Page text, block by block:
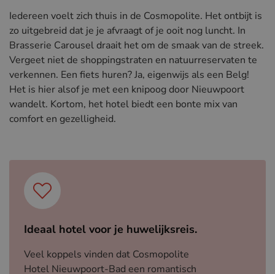
Iedereen voelt zich thuis in de Cosmopolite. Het ontbijt is
zo uitgebreid dat je je afvraagt of je ooit nog luncht. In
Brasserie Carousel draait het om de smaak van de streek.
Vergeet niet de shoppingstraten en natuurreservaten te
verkennen. Een fiets huren? Ja, eigenwijs als een Belg!
Het is hier alsof je met een knipoog door Nieuwpoort
wandelt. Kortom, het hotel biedt een bonte mix van
comfort en gezelligheid.
Ideaal hotel voor je huwelijksreis.
Veel koppels vinden dat Cosmopolite
Hotel Nieuwpoort-Bad een romantisch